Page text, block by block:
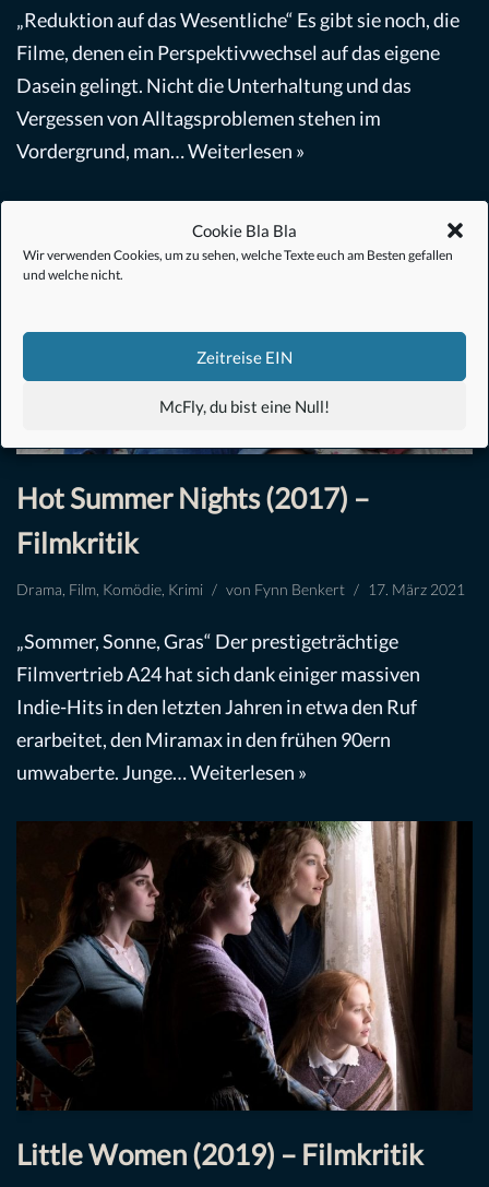
Cookie Bla Bla
Wir verwenden Cookies, um zu sehen, welche Texte euch am Besten gefallen
und welche nicht.
Zeitreise EIN
McFly, du bist eine Null!
„Reduktion auf das Wesentliche“ Es gibt sie noch, die
Filme, denen ein Perspektivwechsel auf das eigene
Dasein gelingt. Nicht die Unterhaltung und das
Vergessen von Alltagsproblemen stehen im
Vordergrund, man…Weiterlesen »
Hot Summer Nights (2017) –
Filmkritik
Drama Film Komödie Krimi von Fynn Benkert 17. März 2021
„Sommer, Sonne, Gras“ Der prestigeträchtige
Filmvertrieb A24 hat sich dank einiger massiven
Indie-Hits in den letzten Jahren in etwa den Ruf
erarbeitet, den Miramax in den frühen 90ern
umwaberte. Junge…Weiterlesen »
Little Women (2019) – Filmkritik